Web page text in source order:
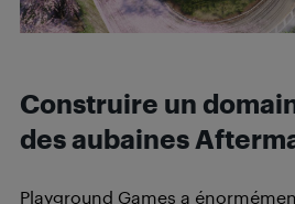
Construire un
des aubaines
Playground Games a